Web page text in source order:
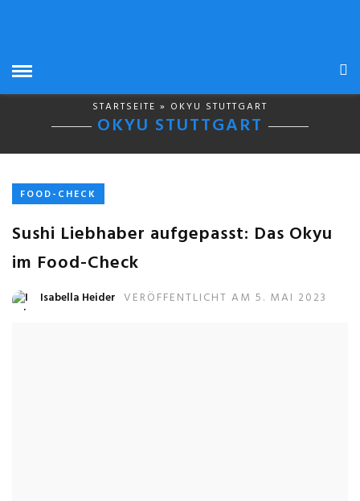
STARTSEITE » OKYU STUTTGART
OKYU STUTTGART
FOOD-CHECK
Sushi Liebhaber aufgepasst: Das Okyu
im Food-Check
Isabella Heider VERÖFFENTLICHT AM 5. MAI 2023